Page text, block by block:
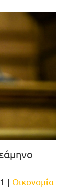
| Οικονομία